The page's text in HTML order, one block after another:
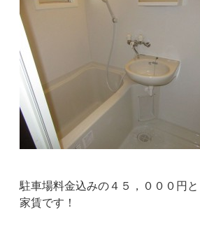
駐車場料金込みの４５，０００円
家賃です！